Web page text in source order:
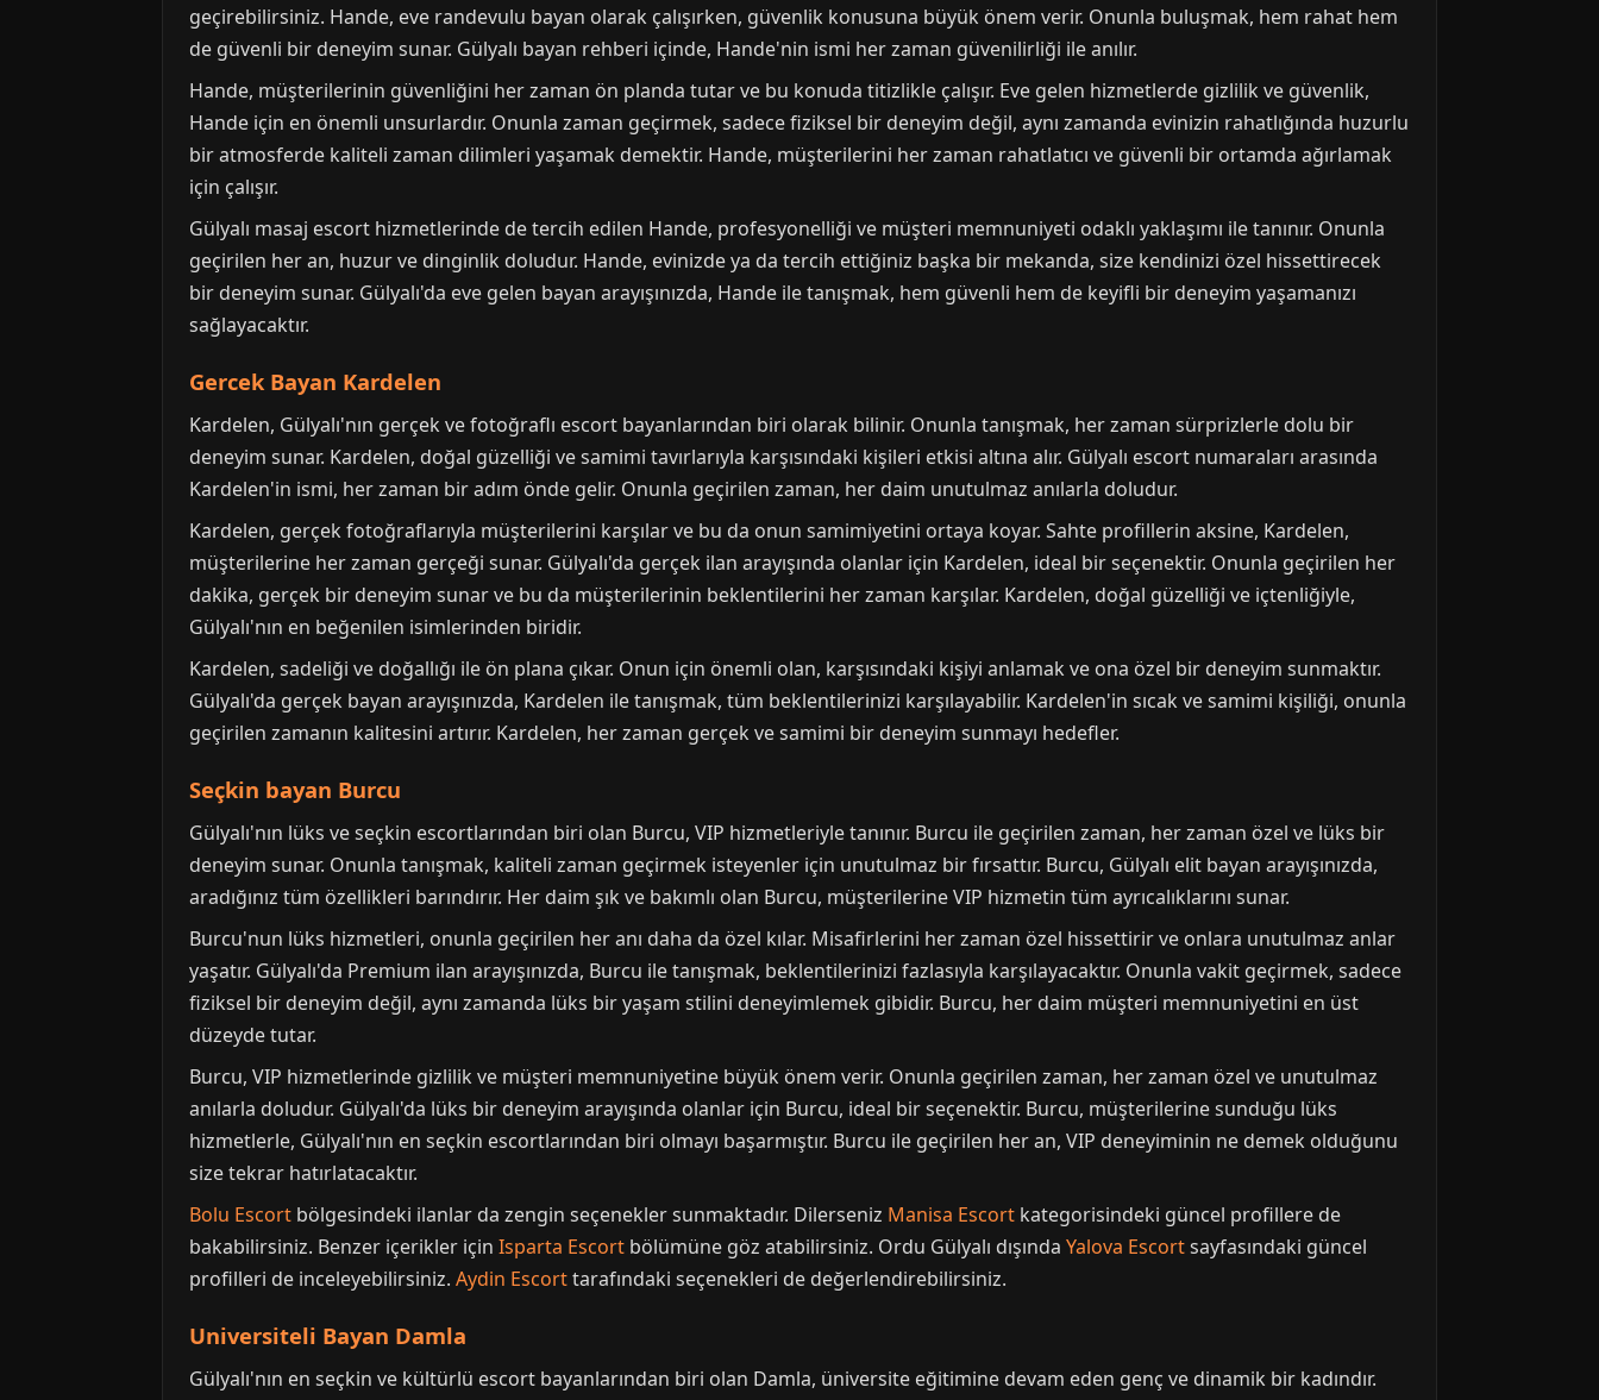
geçirebilirsiniz. Hande, eve randevulu bayan olarak çalışırken, güvenlik konusuna büyük önem verir. Onunla buluşmak, hem rahat hem
de güvenli bir deneyim sunar. Gülyalı bayan rehberi içinde, Hande'nin ismi her zaman güvenilirliği ile anılır.
Hande, müşterilerinin güvenliğini her zaman ön planda tutar ve bu konuda titizlikle çalışır. Eve gelen hizmetlerde gizlilik ve güvenlik,
Hande için en önemli unsurlardır. Onunla zaman geçirmek, sadece fiziksel bir deneyim değil, aynı zamanda evinizin rahatlığında huzurlu
bir atmosferde kaliteli zaman dilimleri yaşamak demektir. Hande, müşterilerini her zaman rahatlatıcı ve güvenli bir ortamda ağırlamak
için çalışır.
Gülyalı masaj escort hizmetlerinde de tercih edilen Hande, profesyonelliği ve müşteri memnuniyeti odaklı yaklaşımı ile tanınır. Onunla
geçirilen her an, huzur ve dinginlik doludur. Hande, evinizde ya da tercih ettiğiniz başka bir mekanda, size kendinizi özel hissettirecek
bir deneyim sunar. Gülyalı'da eve gelen bayan arayışınızda, Hande ile tanışmak, hem güvenli hem de keyifli bir deneyim yaşamanızı
sağlayacaktır.
Gercek Bayan Kardelen
Kardelen, Gülyalı'nın gerçek ve fotoğraflı escort bayanlarından biri olarak bilinir. Onunla tanışmak, her zaman sürprizlerle dolu bir
deneyim sunar. Kardelen, doğal güzelliği ve samimi tavırlarıyla karşısındaki kişileri etkisi altına alır. Gülyalı escort numaraları arasında
Kardelen'in ismi, her zaman bir adım önde gelir. Onunla geçirilen zaman, her daim unutulmaz anılarla doludur.
Kardelen, gerçek fotoğraflarıyla müşterilerini karşılar ve bu da onun samimiyetini ortaya koyar. Sahte profillerin aksine, Kardelen,
müşterilerine her zaman gerçeği sunar. Gülyalı'da gerçek ilan arayışında olanlar için Kardelen, ideal bir seçenektir. Onunla geçirilen her
dakika, gerçek bir deneyim sunar ve bu da müşterilerinin beklentilerini her zaman karşılar. Kardelen, doğal güzelliği ve içtenliğiyle,
Gülyalı'nın en beğenilen isimlerinden biridir.
Kardelen, sadeliği ve doğallığı ile ön plana çıkar. Onun için önemli olan, karşısındaki kişiyi anlamak ve ona özel bir deneyim sunmaktır.
Gülyalı'da gerçek bayan arayışınızda, Kardelen ile tanışmak, tüm beklentilerinizi karşılayabilir. Kardelen'in sıcak ve samimi kişiliği, onunla
geçirilen zamanın kalitesini artırır. Kardelen, her zaman gerçek ve samimi bir deneyim sunmayı hedefler.
Seçkin bayan Burcu
Gülyalı'nın lüks ve seçkin escortlarından biri olan Burcu, VIP hizmetleriyle tanınır. Burcu ile geçirilen zaman, her zaman özel ve lüks bir
deneyim sunar. Onunla tanışmak, kaliteli zaman geçirmek isteyenler için unutulmaz bir fırsattır. Burcu, Gülyalı elit bayan arayışınızda,
aradığınız tüm özellikleri barındırır. Her daim şık ve bakımlı olan Burcu, müşterilerine VIP hizmetin tüm ayrıcalıklarını sunar.
Burcu'nun lüks hizmetleri, onunla geçirilen her anı daha da özel kılar. Misafirlerini her zaman özel hissettirir ve onlara unutulmaz anlar
yaşatır. Gülyalı'da Premium ilan arayışınızda, Burcu ile tanışmak, beklentilerinizi fazlasıyla karşılayacaktır. Onunla vakit geçirmek, sadece
fiziksel bir deneyim değil, aynı zamanda lüks bir yaşam stilini deneyimlemek gibidir. Burcu, her daim müşteri memnuniyetini en üst
düzeyde tutar.
Burcu, VIP hizmetlerinde gizlilik ve müşteri memnuniyetine büyük önem verir. Onunla geçirilen zaman, her zaman özel ve unutulmaz
anılarla doludur. Gülyalı'da lüks bir deneyim arayışında olanlar için Burcu, ideal bir seçenektir. Burcu, müşterilerine sunduğu lüks
hizmetlerle, Gülyalı'nın en seçkin escortlarından biri olmayı başarmıştır. Burcu ile geçirilen her an, VIP deneyiminin ne demek olduğunu
size tekrar hatırlatacaktır.
Bolu Escort bölgesindeki ilanlar da zengin seçenekler sunmaktadır. Dilerseniz Manisa Escort kategorisindeki güncel profillere de
bakabilirsiniz. Benzer içerikler için Isparta Escort bölümüne göz atabilirsiniz. Ordu Gülyalı dışında Yalova Escortsayfasındaki güncel
profilleri de inceleyebilirsiniz. Aydin Escorttarafındaki seçenekleri de değerlendirebilirsiniz.
Universiteli Bayan Damla
Gülyalı'nın en seçkin ve kültürlü escort bayanlarından biri olan Damla, üniversite eğitimine devam eden genç ve dinamik bir kadındır.